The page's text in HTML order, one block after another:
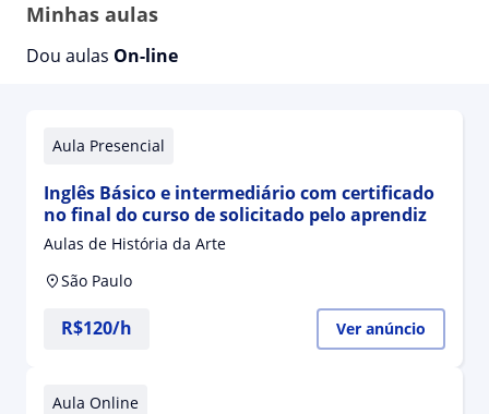
Minhas aulas
Dou aulas On-line
Aula Presencial
Inglês Básico e intermediário com certificado
no final do curso de solicitado pelo aprendiz
Aulas de História da Arte
São Paulo
R$120/h Ver anúncio
Aula Online